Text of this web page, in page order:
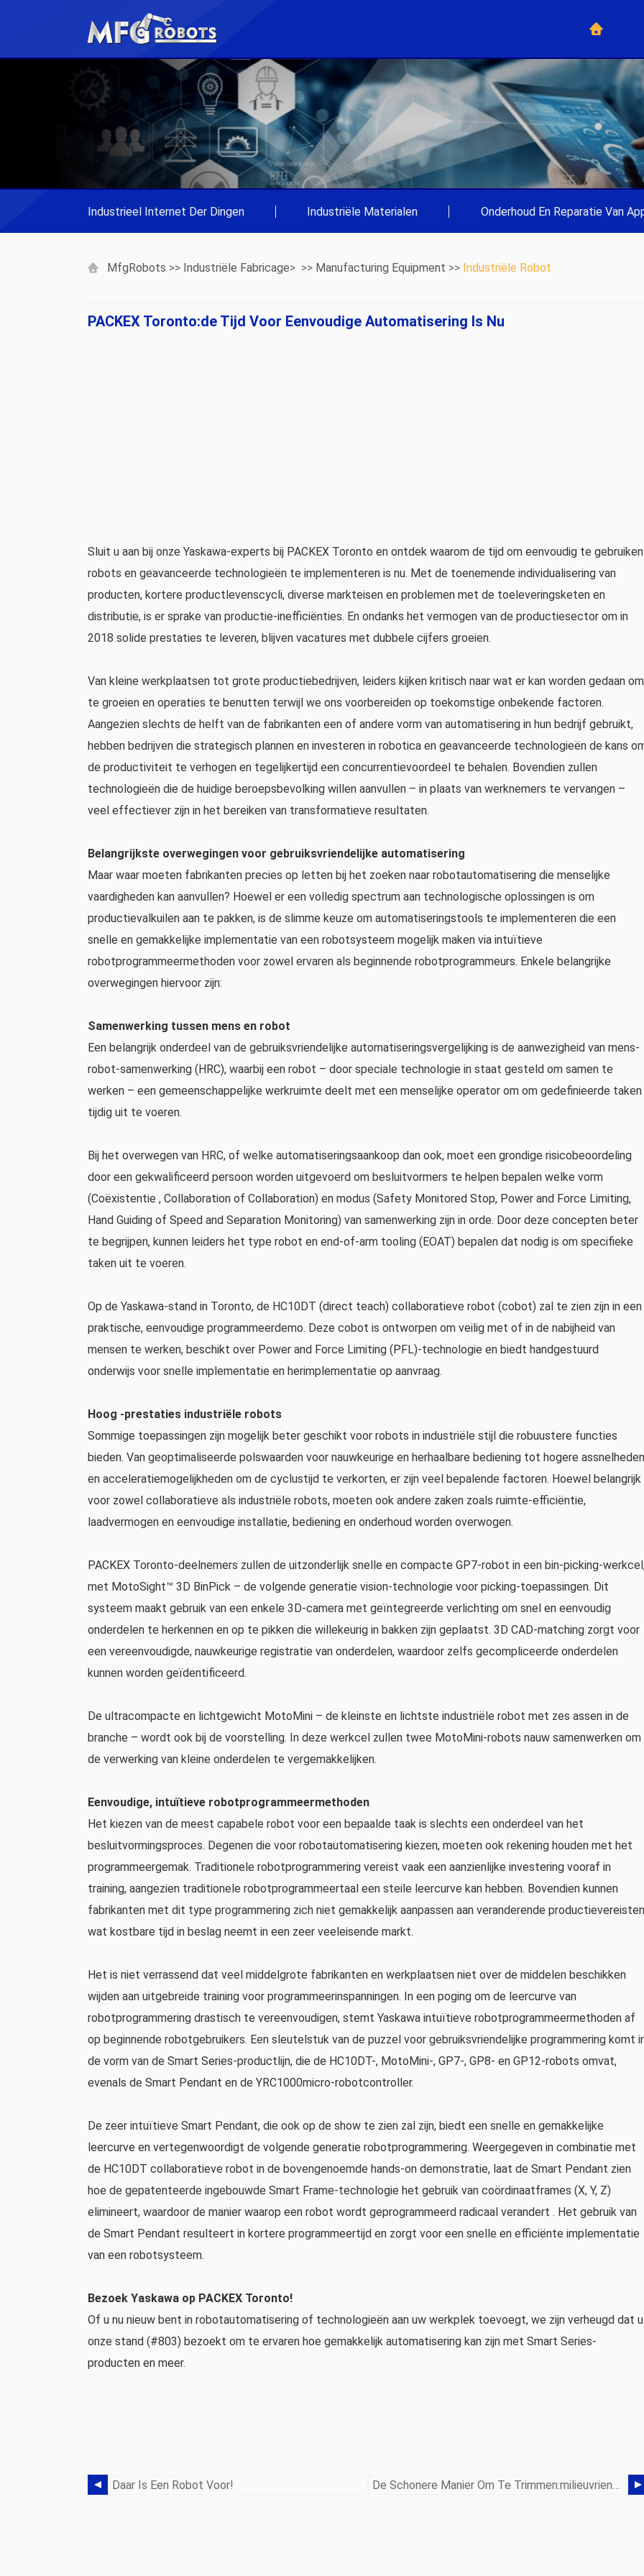
Industrieel Internet Der Dingen Industriële Materialen Onderhoud En Reparatie Van
MfgRobots >> Industriële Fabricage> >> Manufacturing Equipment >> Industriële Robot
PACKEX Toronto:de Tijd Voor Eenvoudige Automatisering Is Nu
Sluit u aan bij onze Yaskawa-experts bij PACKEX Toronto en ontdek waarom de tijd om eenvoudig te gebruiken
robots en geavanceerde technologieën te implementeren is nu. Met de toenemende individualisering van
producten, kortere productlevenscycli, diverse markteisen en problemen met de toeleveringsketen en
distributie, is er sprake van productie-inefficiënties. En ondanks het vermogen van de productiesector om in
2018 solide prestaties te leveren, blijven vacatures met dubbele cijfers groeien.
Van kleine werkplaatsen tot grote productiebedrijven, leiders kijken kritisch naar wat er kan worden gedaan om
te groeien en operaties te benutten terwijl we ons voorbereiden op toekomstige onbekende factoren.
Aangezien slechts de helft van de fabrikanten een of andere vorm van automatisering in hun bedrijf gebruikt,
hebben bedrijven die strategisch plannen en investeren in robotica en geavanceerde technologieën de kans
de productiviteit te verhogen en tegelijkertijd een concurrentievoordeel te behalen. Bovendien zullen
technologieën die de huidige beroepsbevolking willen aanvullen – in plaats van werknemers te vervangen –
veel effectiever zijn in het bereiken van transformatieve resultaten.
Belangrijkste overwegingen voor gebruiksvriendelijke automatisering
Maar waar moeten fabrikanten precies op letten bij het zoeken naar robotautomatisering die menselijke
vaardigheden kan aanvullen? Hoewel er een volledig spectrum aan technologische oplossingen is om
productievalkuilen aan te pakken, is de slimme keuze om automatiseringstools te implementeren die een
snelle en gemakkelijke implementatie van een robotsysteem mogelijk maken via intuïtieve
robotprogrammeermethoden voor zowel ervaren als beginnende robotprogrammeurs. Enkele belangrijke
overwegingen hiervoor zijn:
Samenwerking tussen mens en robot
Een belangrijk onderdeel van de gebruiksvriendelijke automatiseringsvergelijking is de aanwezigheid van mens-
robot-samenwerking (HRC), waarbij een robot – door speciale technologie in staat gesteld om samen te
werken – een gemeenschappelijke werkruimte deelt met een menselijke operator om om gedefinieerde taken
tijdig uit te voeren.
Bij het overwegen van HRC, of ​​welke automatiseringsaankoop dan ook, moet een grondige risicobeoordeling
door een gekwalificeerd persoon worden uitgevoerd om besluitvormers te helpen bepalen welke vorm
(Coëxistentie , Collaboration of Collaboration) en modus (Safety Monitored Stop, Power and Force Limiting,
Hand Guiding of Speed ​​and Separation Monitoring) van samenwerking zijn in orde. Door deze concepten beter
te begrijpen, kunnen leiders het type robot en end-of-arm tooling (EOAT) bepalen dat nodig is om specifieke
taken uit te voeren.
Op de Yaskawa-stand in Toronto, de HC10DT (direct teach) collaboratieve robot (cobot) zal te zien zijn in een
praktische, eenvoudige programmeerdemo. Deze cobot is ontworpen om veilig met of in de nabijheid van
mensen te werken, beschikt over Power and Force Limiting (PFL)-technologie en biedt handgestuurd
onderwijs voor snelle implementatie en herimplementatie op aanvraag.
Hoog -prestaties industriële robots
Sommige toepassingen zijn mogelijk beter geschikt voor robots in industriële stijl die robuustere functies
bieden. Van geoptimaliseerde polswaarden voor nauwkeurige en herhaalbare bediening tot hogere assnelheden
en acceleratiemogelijkheden om de cyclustijd te verkorten, er zijn veel bepalende factoren. Hoewel belangrijk
voor zowel collaboratieve als industriële robots, moeten ook andere zaken zoals ruimte-efficiëntie,
laadvermogen en eenvoudige installatie, bediening en onderhoud worden overwogen.
PACKEX Toronto-deelnemers zullen de uitzonderlijk snelle en compacte GP7-robot in een bin-picking-
met MotoSight™ 3D BinPick – de volgende generatie vision-technologie voor picking-toepassingen. Dit
systeem maakt gebruik van een enkele 3D-camera met geïntegreerde verlichting om snel en eenvoudig
onderdelen te herkennen en op te pikken die willekeurig in bakken zijn geplaatst. 3D CAD-matching zorgt voor
een vereenvoudigde, nauwkeurige registratie van onderdelen, waardoor zelfs gecompliceerde onderdelen
kunnen worden geïdentificeerd.
De ultracompacte en lichtgewicht MotoMini – de kleinste en lichtste industriële robot met zes assen in de
branche – wordt ook bij de voorstelling. In deze werkcel zullen twee MotoMini-robots nauw samenwerken om
de verwerking van kleine onderdelen te vergemakkelijken.
Eenvoudige, intuïtieve robotprogrammeermethoden
Het kiezen van de meest capabele robot voor een bepaalde taak is slechts een onderdeel van het
besluitvormingsproces. Degenen die voor robotautomatisering kiezen, moeten ook rekening houden met het
programmeergemak. Traditionele robotprogrammering vereist vaak een aanzienlijke investering vooraf in
training, aangezien traditionele robotprogrammeertaal een steile leercurve kan hebben. Bovendien kunnen
fabrikanten met dit type programmering zich niet gemakkelijk aanpassen aan veranderende
wat kostbare tijd in beslag neemt in een zeer veeleisende markt.
Het is niet verrassend dat veel middelgrote fabrikanten en werkplaatsen niet over de middelen beschikken
wijden aan uitgebreide training voor programmeerinspanningen. In een poging om de leercurve van
robotprogrammering drastisch te vereenvoudigen, stemt Yaskawa intuïtieve robotprogrammeermethoden af ​​
op beginnende robotgebruikers. Een sleutelstuk van de puzzel voor gebruiksvriendelijke programmering komt
de vorm van de Smart Series-productlijn, die de HC10DT-, MotoMini-, GP7-, GP8- en GP12-robots omvat,
evenals de Smart Pendant en de YRC1000micro-robotcontroller.
De zeer intuïtieve Smart Pendant, die ook op de show te zien zal zijn, biedt een snelle en gemakkelijke
leercurve en vertegenwoordigt de volgende generatie robotprogrammering. Weergegeven in combinatie met
de HC10DT collaboratieve robot in de bovengenoemde hands-on demonstratie, laat de Smart Pendant zien
hoe de gepatenteerde ingebouwde Smart Frame-technologie het gebruik van coördinaatframes (X, Y, Z)
elimineert, waardoor de manier waarop een robot wordt geprogrammeerd radicaal verandert . Het gebruik van
de Smart Pendant resulteert in kortere programmeertijd en zorgt voor een snelle en efficiënte implementatie
van een robotsysteem.
Bezoek Yaskawa op PACKEX Toronto!
Of u nu nieuw bent in robotautomatisering of technologieën aan uw werkplek toevoegt, we zijn verheugd dat u
onze stand (#803) bezoekt om te ervaren hoe gemakkelijk automatisering kan zijn met Smart Series-
producten en meer.
Daar Is Een Robot Voor! De Schonere Manier Om Te Trimmen:milieuvriendelijk Robotsnijden